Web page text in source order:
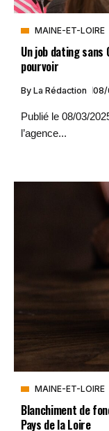
MAINE-ET-LOIRE
Un job dating sans
pourvoir
By La Rédaction 08/
Publié le 08/03/
l’agence...
MAINE-ET-LOIRE
Blanchiment de
Pays de la Loire